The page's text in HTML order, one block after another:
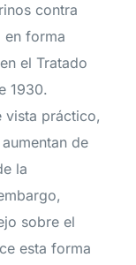
contra
en forma
el Tratado
1930.
vista práctico,
de
la
sobre el
esta forma